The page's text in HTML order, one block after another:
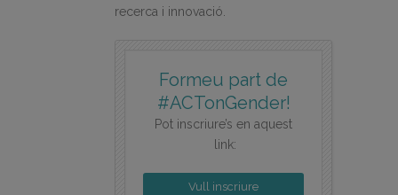
recerca i innovació.
Formeu part de
#ACTonGender!
Pot inscriure’s en aquest
link:
Vull inscriure